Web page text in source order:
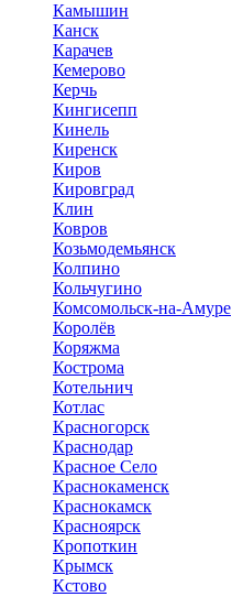
Камышин
Канск
Карачев
Кемерово
Керчь
Кингисепп
Кинель
Киренск
Киров
Кировград
Клин
Ковров
Козьмодемьянск
Колпино
Кольчугино
Комсомольск-на-Амуре
Королёв
Коряжма
Кострома
Котельнич
Котлас
Красногорск
Краснодар
Красное Село
Краснокаменск
Краснокамск
Красноярск
Кропоткин
Крымск
Кстово